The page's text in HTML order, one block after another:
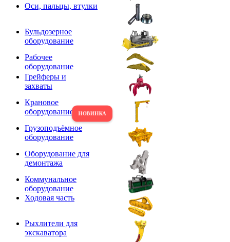
Оси, пальцы, втулки
Бульдозерное
оборудование
Рабочее
оборудование
Грейферы и
захваты
Крановое
оборудование
Грузоподъёмное
оборудование
Оборудование для
демонтажа
Коммунальное
оборудование
Ходовая часть
Рыхлители для
экскаватора